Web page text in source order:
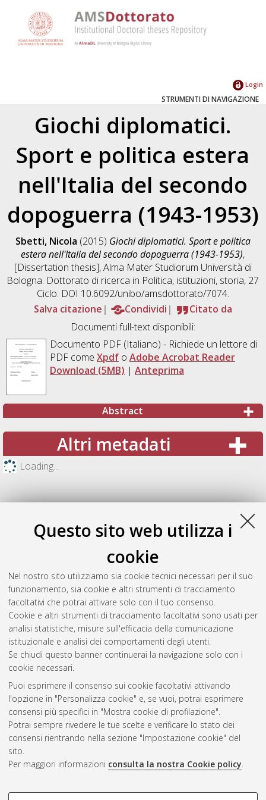
Questo sito web utilizza i
cookie
Nel nostro sito utilizziamo sia cookie tecnici necessari per il suo
funzionamento, sia cookie e altri strumenti di tracciamento
facoltativi che potrai attivare solo con il tuo consenso.
Cookie e altri strumenti di tracciamento facoltativi sono usati per
analisi statistiche, misure sull'efficacia della comunicazione
istituzionale e analisi dei comportamenti degli utenti.
Se chiudi questo banner continuerai la navigazione solo con i
cookie necessari.
Puoi esprimere il consenso sui cookie facoltativi attivando
l'opzione in "Personalizza cookie" e, se vuoi, potrai esprimere
consensi più specifici in "Mostra cookie di profilazione".
Potrai sempre rivedere le tue scelte e verificare lo stato dei
consensi rientrando nella sezione "Impostazione cookie" del
sito.
Per maggiori informazioni consulta la nostra Cookie policy.
COOKIE DI PROFILAZIONE -
Login
STRUMENTI DI NAVIGAZIONE
Giochi diplomatici.
Sport e politica estera
nell'Italia del secondo
dopoguerra (1943-1953)
Sbetti, Nicola (2015) Giochi diplomatici. Sport e politica
estera nell'Italia del secondo dopoguerra (1943-1953),
[Dissertation thesis], Alma Mater Studiorum Università di
Bologna. Dottorato di ricerca in Politica, istituzioni, storia, 27
Ciclo. DOI 10.6092/unibo/amsdottorato/7074.
Salva citazione
Condividi
Citato da
Documenti full-text disponibili:
Documento PDF(Italiano) - Richiede un lettore di
PDF come Xpdfo Adobe Acrobat Reader
Download (5MB) | Anteprima
Abstract
Altri metadati
Loading...
Gestione del documento:
Atom
Rss 1.0
Rss 2.0
ISSN: 2038-7946
Impostazioni Cookie